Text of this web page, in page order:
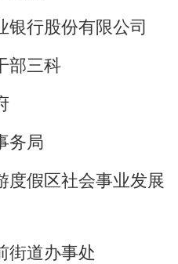
银行股份有限公司
部三科
务局
度假区社会事业发展
街道办事处